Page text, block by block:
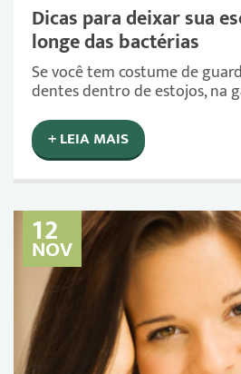
Dicas para deixar sua
longe das bactérias
Se você tem costume de
dentes dentro de estojos, na
+ LEIA MAIS
12
NOV